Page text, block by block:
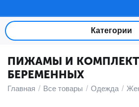
Категории
ПИЖАМЫ И
БЕРЕМЕННЫХ
Главная / Все товары / Одежда /